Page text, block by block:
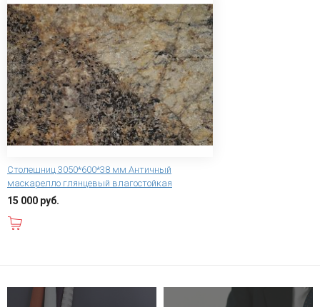
Столешниц 3050*600*38 мм Античный
маскарелло глянцевый влагостойкая
15 000 руб.